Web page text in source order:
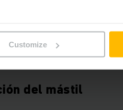
Customize
frío: ¿la formación de humo es
del mástil